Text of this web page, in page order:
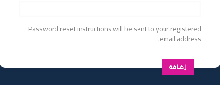
Password reset instructions will be sent to your registered
email address.